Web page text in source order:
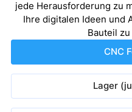
jede Herausforderung zu
Ihre digitalen Ideen und
Bauteil
CNC
Lager